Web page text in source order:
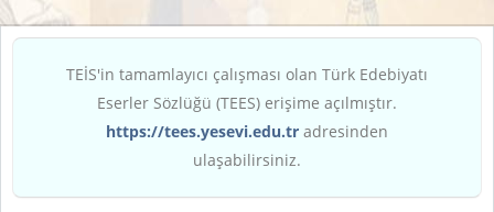
TEİS'in tamamlayıcı çalışması olan Türk Edebiyatı
Eserler Sözlüğü (TEES) erişime açılmıştır.
https://tees.yesevi.edu.tr adresinden
ulaşabilirsiniz.